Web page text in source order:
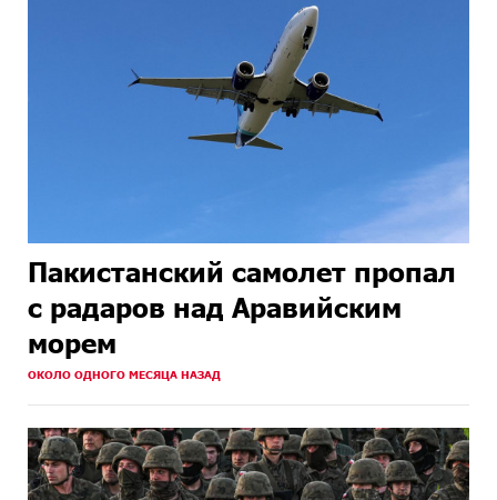
Пакистанский самолет пропал
с радаров над Аравийским
морем
ОКОЛО ОДНОГО МЕСЯЦА НАЗАД